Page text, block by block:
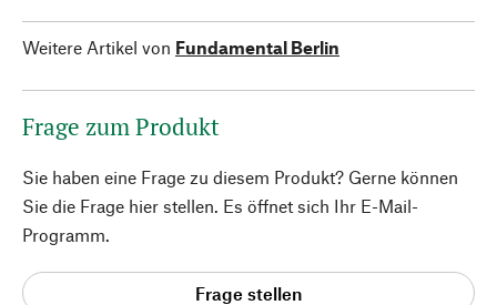
Weitere Artikel von Fundamental Berlin
Frage zum Produkt
Sie haben eine Frage zu diesem Produkt? Gerne können
Sie die Frage hier stellen. Es öffnet sich Ihr E-Mail-
Programm.
Frage stellen